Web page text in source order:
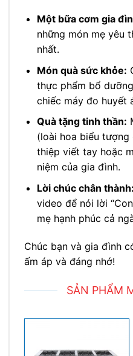
Một bữa cơm gia
những món mẹ yêu
nhất.
Món quà sức khỏe:
thực phẩm bổ
chiếc máy đo huyết
Quà tặng tinh thần:
(loài hoa biểu
thiệp viết tay hoặc
niệm của gia đình.
Lời chúc chân thành:
video để nói lời
mẹ hạnh phúc cả
Chúc bạn và gia đình
ấm áp và đáng nhớ!
SẢN PHẨM